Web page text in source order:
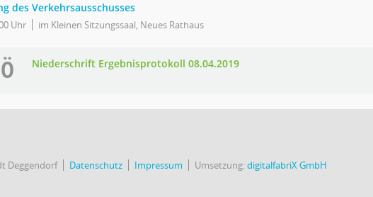
des Verkehrsausschusses
Uhr im Kleinen Sitzungssaal, Neues Rathaus
Niederschrift Ergebnisprotokoll 08.04.2019
Deggendorf Datenschutz Impressum Umsetzung:digitalfabriX GmbH